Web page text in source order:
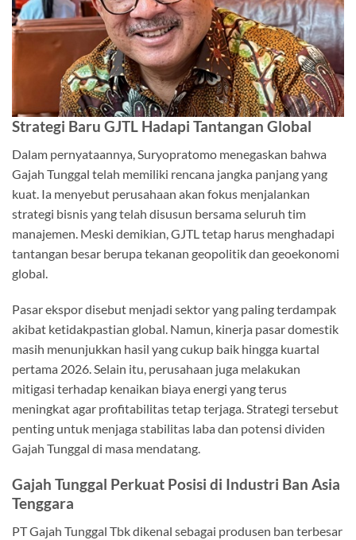
Strategi Baru GJTL Hadapi Tantangan Global
Dalam pernyataannya, Suryopratomo menegaskan bahwa
Gajah Tunggal telah memiliki rencana jangka panjang yang
kuat. Ia menyebut perusahaan akan fokus menjalankan
strategi bisnis yang telah disusun bersama seluruh tim
manajemen. Meski demikian, GJTL tetap harus menghadapi
tantangan besar berupa tekanan geopolitik dan geoekonomi
global.
Pasar ekspor disebut menjadi sektor yang paling terdampak
akibat ketidakpastian global. Namun, kinerja pasar domestik
masih menunjukkan hasil yang cukup baik hingga kuartal
pertama 2026. Selain itu, perusahaan juga melakukan
mitigasi terhadap kenaikan biaya energi yang terus
meningkat agar profitabilitas tetap terjaga. Strategi tersebut
penting untuk menjaga stabilitas laba dan potensi dividen
Gajah Tunggal di masa mendatang.
Gajah Tunggal Perkuat Posisi di Industri Ban Asia
Tenggara
PT Gajah Tunggal Tbk dikenal sebagai produsen ban terbesar